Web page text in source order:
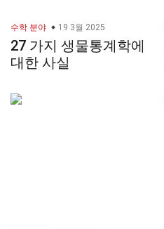
수학 분야 19 3월 2025
27 가지 생물통계학에
대한 사실